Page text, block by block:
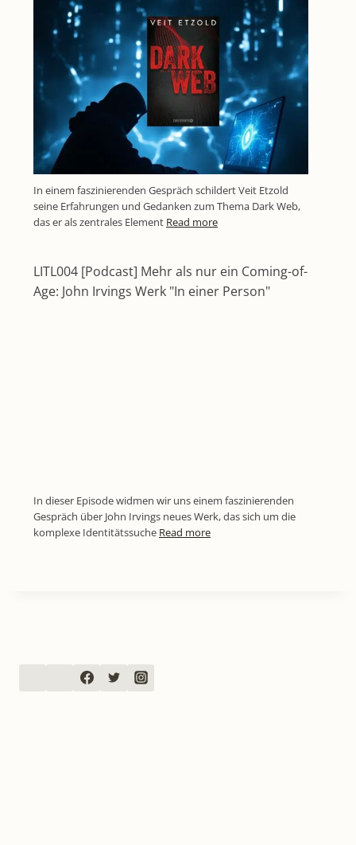
In einem faszinierenden Gespräch schildert Veit Etzold
seine Erfahrungen und Gedanken zum Thema Dark Web,
das er als zentrales Element Read more
LITL004 [Podcast] Mehr als nur ein Coming-of-
Age: John Irvings Werk "In einer Person"
In dieser Episode widmen wir uns einem faszinierenden
Gespräch über John Irvings neues Werk, das sich um die
komplexe Identitätssuche Read more